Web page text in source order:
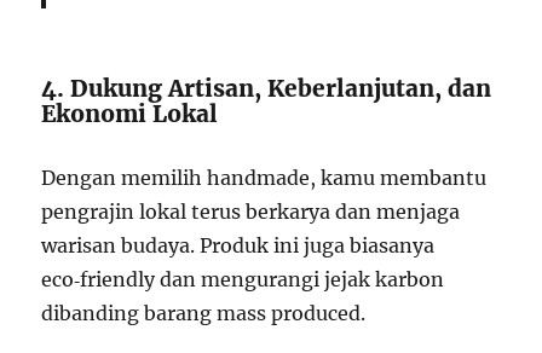
4. Dukung Artisan, Keberlanjutan, dan
Ekonomi Lokal
Dengan memilih handmade, kamu membantu
pengrajin lokal terus berkarya dan menjaga
warisan budaya. Produk ini juga biasanya
eco‑friendly dan mengurangi jejak karbon
dibanding barang mass produced.